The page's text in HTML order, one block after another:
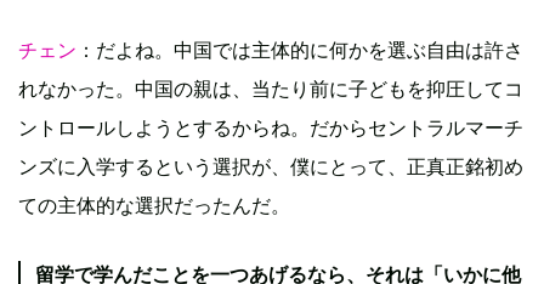
チェン ：だよね。中国では主体的に何かを選ぶ自由は許さ
れなかった。中国の親は、当たり前に子どもを抑圧してコ
ントロールしようとするからね。だからセントラルマーチ
ンズに入学するという選択が、僕にとって、正真正銘初め
ての主体的な選択だったんだ。
留学で学んだことを一つあげるなら、それは「いかに他